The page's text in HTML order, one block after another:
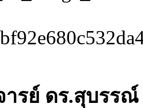
ารย์ ดร.สุบรร